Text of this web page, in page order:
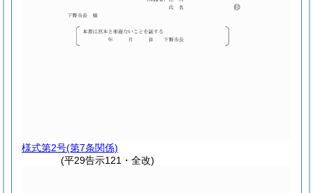
様式第2号(第7条関係)
(平29告示121・全改)